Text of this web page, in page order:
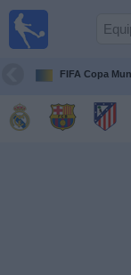
FIFA Copa
Guía de
Televisados